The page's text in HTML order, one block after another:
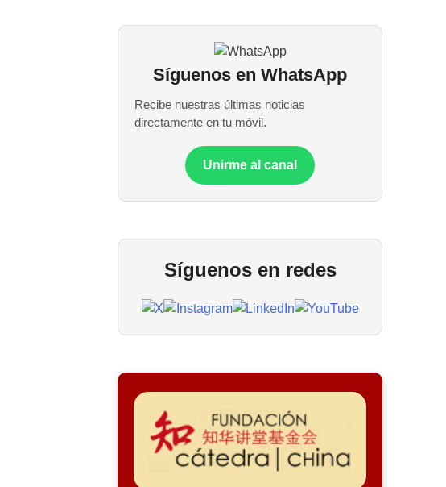
Síguenos en WhatsApp
Recibe nuestras últimas noticias
directamente en tu móvil.
Unirme al canal
Síguenos en redes